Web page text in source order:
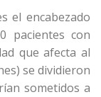
el encabezado
pacientes con
que afecta al
se dividieron
sometidos a